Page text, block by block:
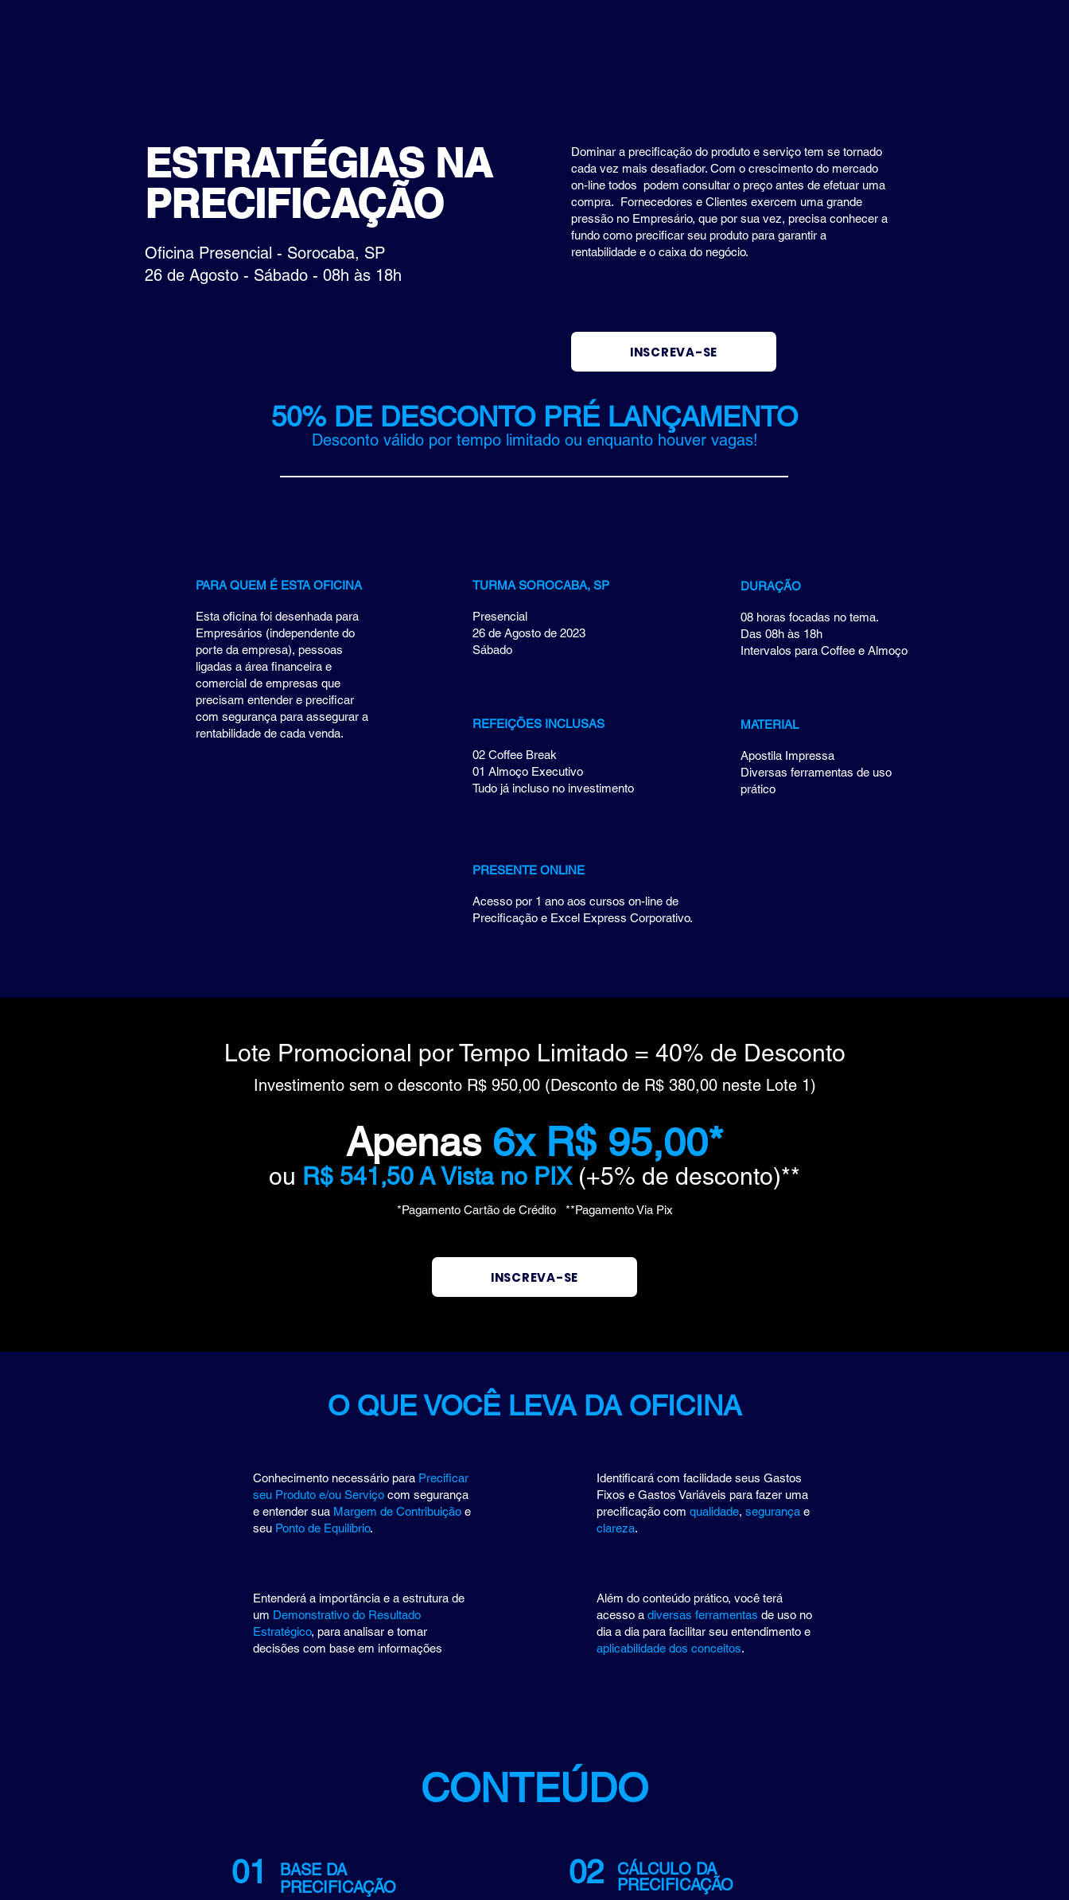
ESTRATÉGIAS NA
PRECIFICAÇÃO
Oficina Presencial - Sorocaba, SP
26 de Agosto - Sábado - 08h às 18h
Dominar a precificação do produto e serviço tem se tornado
cada vez mais desafiador. Com o crescimento do mercado
on-line todos podem consultar o preço antes de efetuar uma
compra. Fornecedores e Clientes exercem uma grande
pressão no Empresário, que por sua vez, precisa conhecer a
fundo como precificar seu produto para garantir a
rentabilidade e o caixa do negócio.
INSCREVA-SE
50% DE DESCONTO PRÉ LANÇAMENTO
Desconto válido por tempo limitado ou enquanto houver vagas!
PARA QUEM É ESTA OFICINA
Esta oficina foi desenhada para
Empresários (independente do
porte da empresa), pessoas
ligadas a área financeira e
comercial de empresas que
precisam entender e precificar
com segurança para assegurar a
rentabilidade de cada venda.
TURMA SOROCABA, SP
Presencial
26 de Agosto de 2023
Sábado
DURAÇÃO
08 horas focadas no tema.
Das 08h às 18h
Intervalos para Coffee e Almoço
REFEIÇÕES INCLUSAS
02 Coffee Break
01 Almoço Executivo
Tudo já incluso no investimento
MATERIAL
Apostila Impressa
Diversas ferramentas de uso
prático
PRESENTE ONLINE
Acesso por 1 ano aos cursos on-line de
Precificação e Excel Express Corporativo.
Lote Promocional por Tempo Limitado = 40% de Desconto
Investimento sem o descontoR$ 950,00 (Desconto de R$ 380,00 neste Lote 1)
Apenas 6x R$ 95,00*
ou R$ 541,50 A Vista no PIX(+5% de desconto)**
*Pagamento Cartão de Crédito **Pagamento Via Pix
INSCREVA-SE
O QUE VOCÊ LEVA DA OFICINA
Conhecimento necessário para Precificar
seu Produto e/ou Serviço com segurança
e entender sua Margem de Contribuição e
seu Ponto de Equilíbrio.
Entenderá a importância e a estrutura de
um Demonstrativo do Resultado
Estratégico, para analisar e tomar
decisões com base em informações
Identificará com facilidade seus Gastos
Fixos e Gastos Variáveis para fazer uma
precificação com qualidade, segurança e
clareza.
Além do conteúdo prático, você terá
acesso a diversas ferramentas de uso no
dia a dia para facilitar seu entendimento e
aplicabilidade dos conceitos.
CONTEÚDO
01
BASE DA
PRECIFICAÇÃO
02
CÁLCULO DA
PRECIFICAÇÃO